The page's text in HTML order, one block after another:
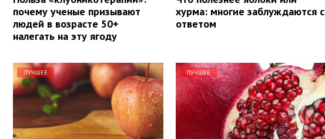
почему ученые призывают
людей в возрасте 50+
налегать на эту ягоду
хурма: многие заблуждаются с
ответом
ЛУЧШЕЕ ЛУЧШЕЕ